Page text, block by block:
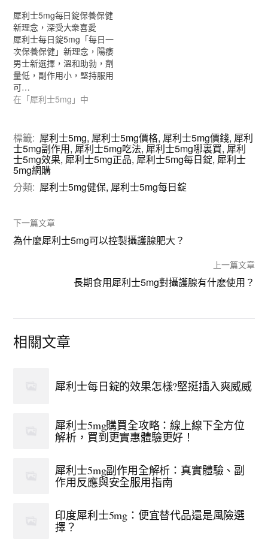
犀利士5mg每日錠保養保健
新理念，深受大衆喜愛
犀利士每日錠5mg「每日一
次保養保健」新理念，陽痿
男士新選擇，溫和助勃，劑
量低，副作用小，堅持服用
可…
在「犀利士5mg」中
標籤: 犀利士5mg, 犀利士5mg價格, 犀利士5mg價錢, 犀利
士5mg副作用, 犀利士5mg吃法, 犀利士5mg哪裏買, 犀利
士5mg效果, 犀利士5mg正品, 犀利士5mg每日錠, 犀利士
5mg網購
分類: 犀利士5mg健保, 犀利士5mg每日錠
下一篇文章
為什麼犀利士5mg可以控製攝護腺肥大？
上一篇文章
長期食用犀利士5mg對攝護腺有什麽使用？
相關文章
犀利士每日錠的效果怎樣?堅挺插入爽威威
犀利士5mg購買全攻略：線上線下全方位
解析，買到更實惠體驗更好！
犀利士5mg副作用全解析：真實體驗、副
作用反應與安全服用指南
印度犀利士5mg：便宜替代品還是風險選
擇？